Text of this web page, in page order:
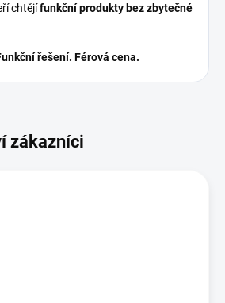
chtějífunkční produkty bez zbytečné
řešení. Férová cena.